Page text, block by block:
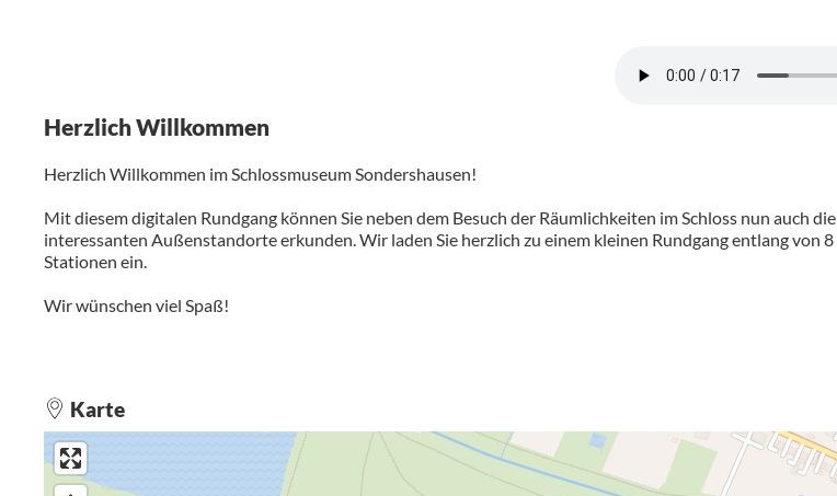
Herzlich Willkommen
Herzlich Willkommen im Schlossmuseum Sondershausen!
Mit diesem digitalen Rundgang können Sie neben dem Besuch der Räumlichkeiten im Schloss nun auch die
interessanten Außenstandorte erkunden. Wir laden Sie herzlich zu einem kleinen Rundgang entlang von 8
Stationen ein.
Wir wünschen viel Spaß!
Karte